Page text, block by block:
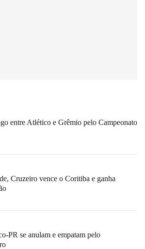
entre Atlético e Grêmio pelo Campeonato
Cruzeiro vence o Coritiba e ganha
PR se anulam e empatam pelo